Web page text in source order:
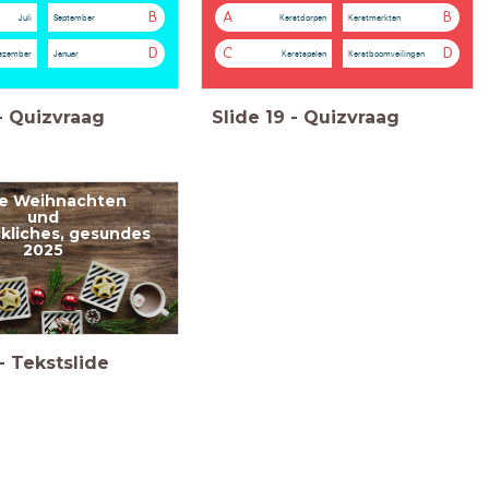
Juli B
September
D
Januar
Quizvraag
A Kerstdorpen B
Kerstmarkten
C Kerstspelen D
Kerstboomveilingen
Slide 19 - Quizvraag
Weihnachten
und
gesundes
2025
Tekstslide